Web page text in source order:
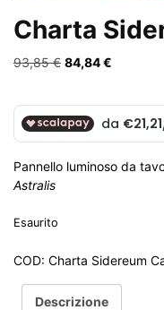
Charta
93,85€ Il
era:
93,85 €.
84,84€
è:
Pannello luminoso da
Astralis
Esaurito
COD: Charta Sidereum
Descrizione